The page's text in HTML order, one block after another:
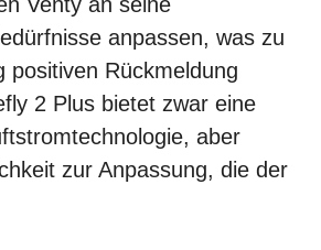
anpassen, was zu
positiven Rückmeldung
2 Plus bietet zwar eine
aber
zur Anpassung, die der